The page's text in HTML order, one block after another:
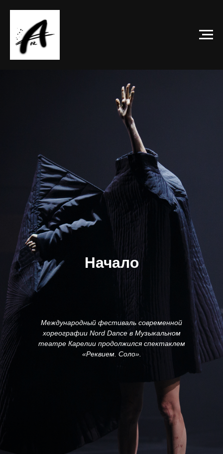
Начало
Международный фестиваль современной
хореографии Nord Dance в Музыкальном
театре Карелии продолжился спектаклем
«Реквием. Соло».